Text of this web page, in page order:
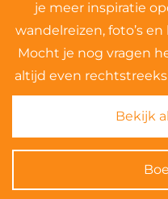
je meer inspiratie
wandelreizen, foto’s
Mocht je nog vragen
altijd even
Bekijk